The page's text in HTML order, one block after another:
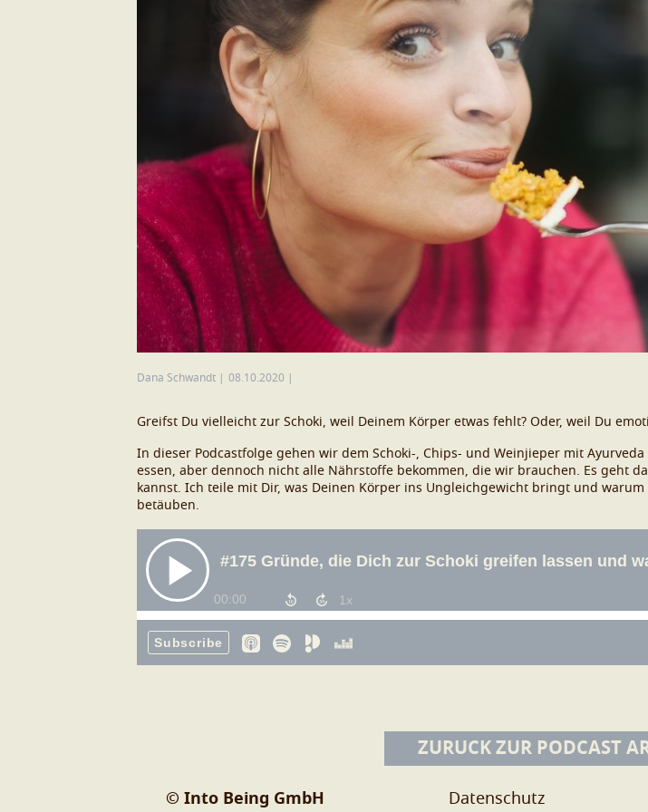
Dana Schwandt 08.10.2020
Greifst Du vielleicht zur Schoki, weil Deinem Körper etwas fehlt? Oder, weil Du
In dieser Podcastfolge gehen wir dem Schoki-, Chips- und Weinjieper mit
essen, aber dennoch nicht alle Nährstoffe bekommen, die wir brauchen. Es geht
kannst. Ich teile mit Dir, was Deinen Körper ins Ungleichgewicht bringt und
betäuben.
ZURÜCK ZUR PODCAST
© Into Being GmbH Datenschutz